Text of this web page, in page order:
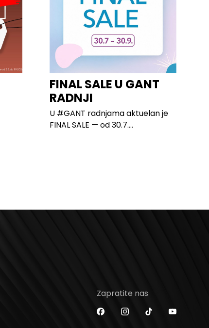
FINAL SALE U GANT
RADNJI
U #GANT radnjama aktuelan je
FINAL SALE — od 30.7....
Zapratite nas